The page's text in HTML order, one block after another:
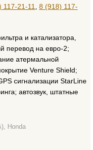
117-21-11
8 (918) 117-
и катализатора,
перевод на евро-2;
атермальной
Venture Shield;
сигнализации StarLine
автозвук, штатные
Honda